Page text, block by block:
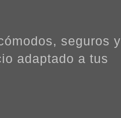
seguros y
adaptado a tus